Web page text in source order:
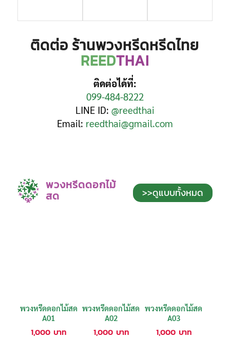
ติดต่อ ร้านพวงหรีดหรีดไทย
REEDTHAI
ติดต่อได้ที่:
099-484-8222
LINE ID: @reedthai
Email: reedthai@gmail.com
พวงหรีดดอกไม้
สด >>ดูแบบทั้งหมด
พวงหรีดดอกไม้สด
A01
1,000 บาท
พวงหรีดดอกไม้สด
A02
1,000 บาท
พวงหรีดดอกไม้สด
A03
1,000 บาท